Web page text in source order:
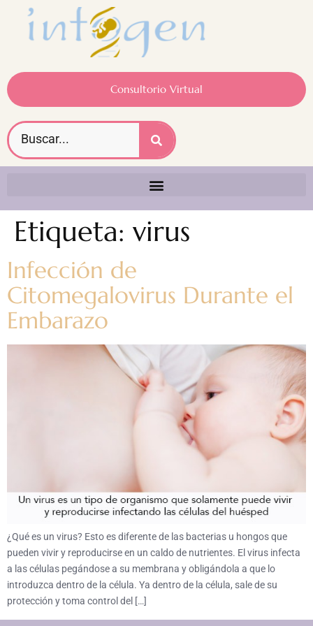
Consultorio Virtual
Etiqueta: virus
Infección de
Citomegalovirus Durante el
Embarazo
¿Qué es un virus? Esto es diferente de las bacterias u hongos que
pueden vivir y reproducirse en un caldo de nutrientes. El virus infecta
a las células pegándose a su membrana y obligándola a que lo
introduzca dentro de la célula. Ya dentro de la célula, sale de su
protección y toma control del […]